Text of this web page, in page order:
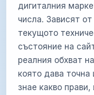
дигиталния
числа. Зависят
текущото
състояние на
реалния обхват
която дава
знае какво